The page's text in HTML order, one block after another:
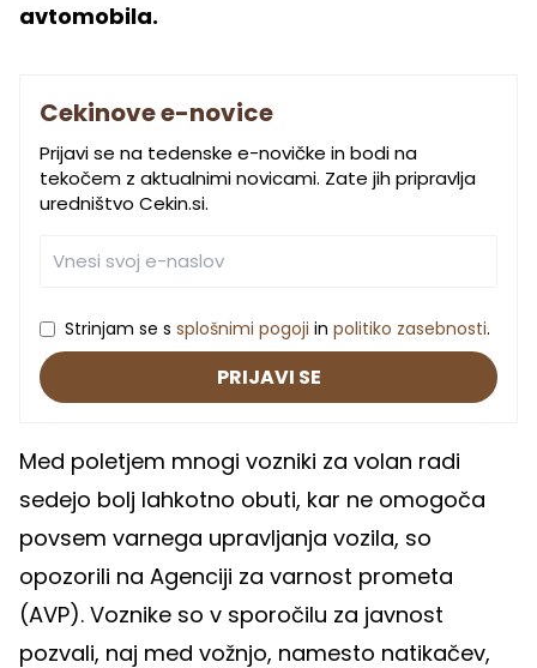
avtomobila.
Cekinove e-novice
Prijavi se na tedenske e-novičke in bodi na
tekočem z aktualnimi novicami. Zate jih pripravlja
uredništvo Cekin.si.
Strinjam se s splošnimi pogoji in politiko zasebnosti.
PRIJAVI SE
Med poletjem mnogi vozniki za volan radi
sedejo bolj lahkotno obuti, kar ne omogoča
povsem varnega upravljanja vozila, so
opozorili na Agenciji za varnost prometa
(AVP). Voznike so v sporočilu za javnost
pozvali, naj med vožnjo, namesto natikačev,